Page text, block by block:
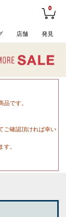
0
店舗 発見
です。
ご確認頂ければ幸い
。